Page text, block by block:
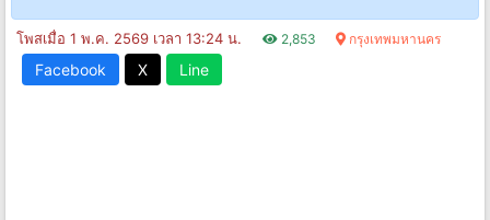
โพสเมื่อ 1 พ.ค. 2569 เวลา 13:24 น. 2,853 กรุงเทพมหานคร
Facebook X Line